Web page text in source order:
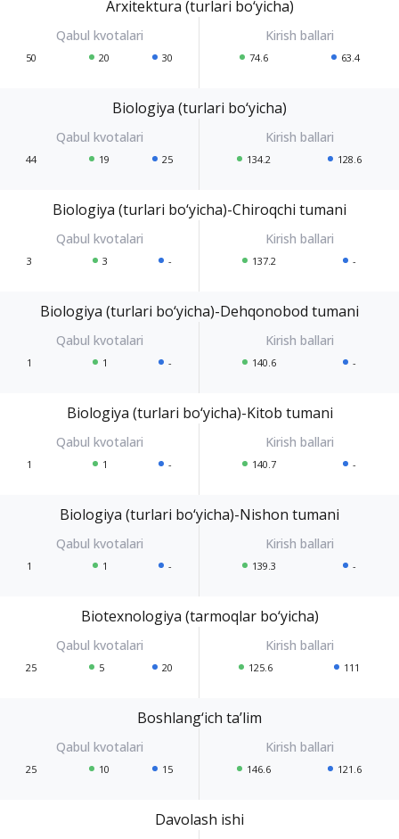
Arxitektura (turlari bo‘yicha)
50 20 30 74.6 63.4
Biologiya (turlari bo‘yicha)
44 19 25 134.2 128.6
Biologiya (turlari bo‘yicha)-Chiroqchi tumani
3 3 - 137.2 -
Biologiya (turlari bo‘yicha)-Dehqonobod tumani
1 1 - 140.6 -
Biologiya (turlari bo‘yicha)-Kitob tumani
1 1 - 140.7 -
Biologiya (turlari bo‘yicha)-Nishon tumani
1 1 - 139.3 -
Biotexnologiya (tarmoqlar bo‘yicha)
25 5 20 125.6 111
Boshlang‘ich ta’lim
25 10 15 146.6 121.6
Davolash ishi